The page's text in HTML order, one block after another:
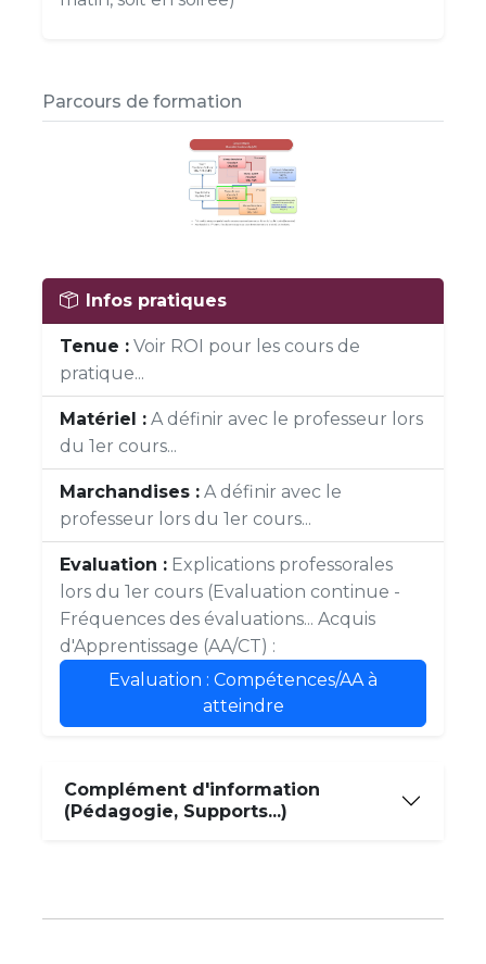
Parcours de formation
Infos pratiques
Tenue : Voir ROI pour les cours de
pratique...
Matériel : A définir avec le professeur lors
du 1er cours...
Marchandises : A définir avec le
professeur lors du 1er cours...
Evaluation : Explications professorales
lors du 1er cours (Evaluation continue -
Fréquences des évaluations... Acquis
d'Apprentissage (AA/CT) :
Evaluation : Compétences/AA à
atteindre
Complément d'information
(Pédagogie, Supports...)